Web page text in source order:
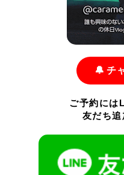
🔔 チ
ご予約には
友だち追